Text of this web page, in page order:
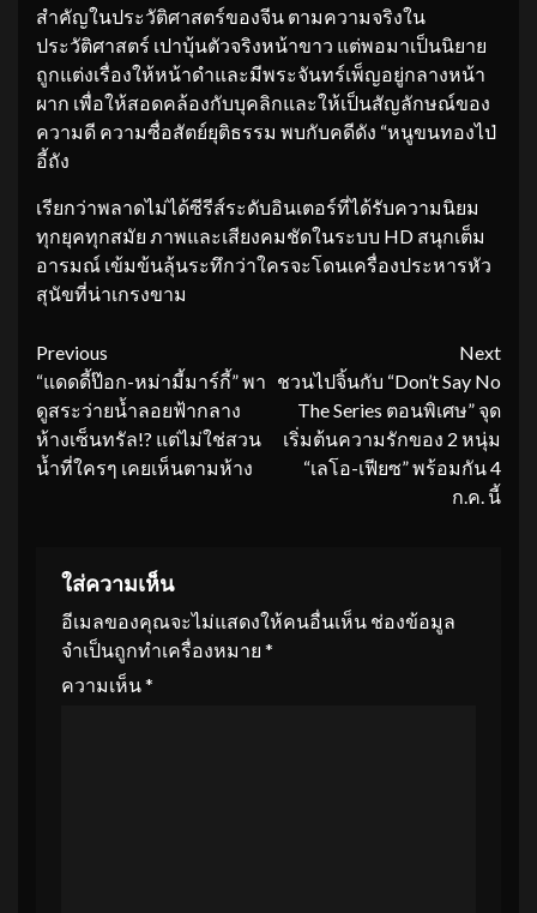
สำคัญในประวัติศาสตร์ของจีน ตามความจริงใน
ประวัติศาสตร์ เปาบุ้นตัวจริงหน้าขาว แต่พอมาเป็นนิยาย
ถูกแต่งเรื่องให้หน้าดำและมีพระจันทร์เพ็ญอยู่กลางหน้า
ผาก เพื่อให้สอดคล้องกับบุคลิกและให้เป็นสัญลักษณ์ของ
ความดี ความซื่อสัตย์ยุติธรรม พบกับคดีดัง “หนูขนทองไป่
อี้ถัง
เรียกว่าพลาดไม่ได้ซีรีส์ระดับอินเตอร์ที่ได้รับความนิยม
ทุกยุคทุกสมัย ภาพและเสียงคมชัดในระบบ HD สนุกเต็ม
อารมณ์ เข้มข้นลุ้นระทึกว่าใครจะโดนเครื่องประหารหัว
สุนัขที่น่าเกรงขาม
Continue
Reading
Previous
“แดดดี้ป๊อก-หม่ามี้มาร์กี้” พา
ดูสระว่ายน้ำลอยฟ้ากลาง
ห้างเซ็นทรัล!? แต่ไม่ใช่สวน
น้ำที่ใครๆ เคยเห็นตามห้าง
Next
ชวนไปจิ้นกับ “Don’t Say No
The Series ตอนพิเศษ” จุด
เริ่มต้นความรักของ 2 หนุ่ม
“เลโอ-เฟียซ” พร้อมกัน 4
ก.ค. นี้
ใส่ความเห็น
อีเมลของคุณจะไม่แสดงให้คนอื่นเห็น ช่องข้อมูล
จำเป็นถูกทำเครื่องหมาย *
ความเห็น*